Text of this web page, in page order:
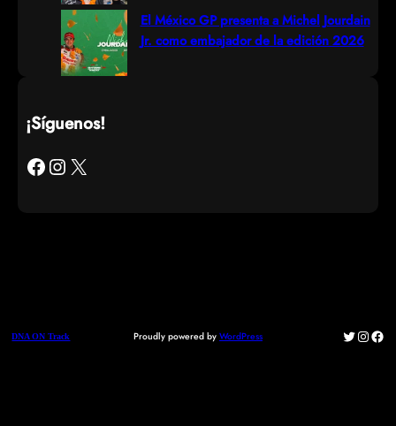
El México GP presenta a Michel Jourdain
Jr. como embajador de la edición 2026
¡Síguenos!
Facebook Instagram X
DNA ON Track Proudly powered by WordPress Twitter